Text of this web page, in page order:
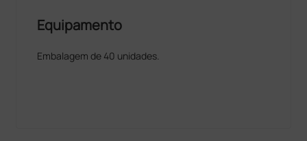
Equipamento
Embalagem de 40 unidades.